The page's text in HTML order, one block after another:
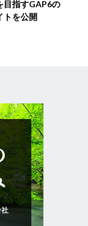
目指すGAP6の
トを公開